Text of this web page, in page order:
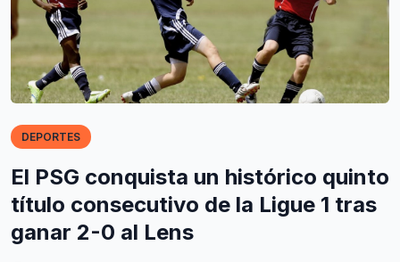
DEPORTES
El PSG conquista un histórico quinto
título consecutivo de la Ligue 1 tras
ganar 2-0 al Lens